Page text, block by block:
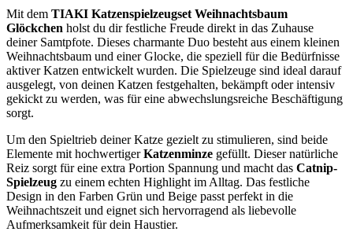
Mit dem TIAKI Katzenspielzeugset Weihnachtsbaum
Glöckchen holst du dir festliche Freude direkt in das Zuhause
deiner Samtpfote. Dieses charmante Duo besteht aus einem kleinen
Weihnachtsbaum und einer Glocke, die speziell für die Bedürfnisse
aktiver Katzen entwickelt wurden. Die Spielzeuge sind ideal darauf
ausgelegt, von deinen Katzen festgehalten, bekämpft oder intensiv
gekickt zu werden, was für eine abwechslungsreiche Beschäftigung
sorgt.
Um den Spieltrieb deiner Katze gezielt zu stimulieren, sind beide
Elemente mit hochwertigerKatzenminze gefüllt. Dieser natürliche
Reiz sorgt für eine extra Portion Spannung und macht das Catnip-
Spielzeug zu einem echten Highlight im Alltag. Das festliche
Design in den Farben Grün und Beige passt perfekt in die
Weihnachtszeit und eignet sich hervorragend als liebevolle
Aufmerksamkeit für dein Haustier.